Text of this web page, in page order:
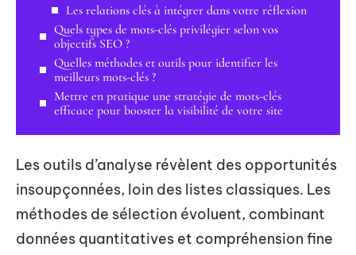
Les relations clés à intégrer dans votre réflexion
Quels types de mots-clés privilégier selon vos
objectifs SEO ?
Quelles méthodes et outils pour identifier les
meilleurs mots-clés ?
Mettre en pratique une stratégie de mots-clés
efficace pour booster la visibilité de votre site
Les outils d’analyse révèlent des opportunités
insoupçonnées, loin des listes classiques. Les
méthodes de sélection évoluent, combinant
données quantitatives et compréhension fine